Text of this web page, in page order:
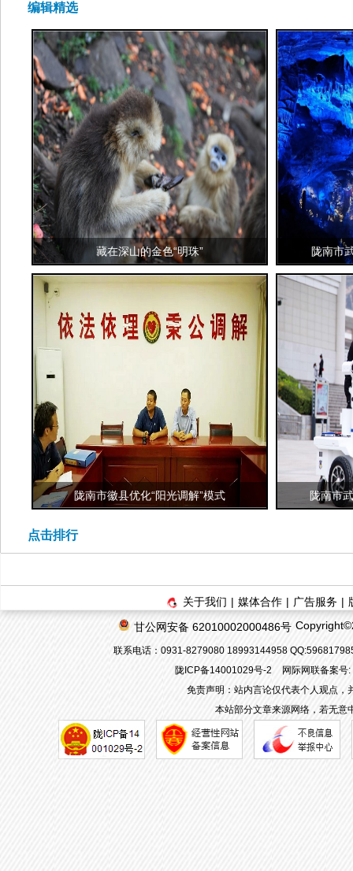
编辑精选
藏在深山的金色“明珠” 陇南市
陇南市徽县优化“阳光调解”模式 陇南市
点击排行
关于我们 | 媒体合作 | 广告服务 |
甘公网安备 62010002000486号
联系电话：0931-8279080 18993144958
陇ICP备14001029号-2
网际网联备案
免责声明：站内言论仅代表个人观点，
本站部分文章来源网络，若无意